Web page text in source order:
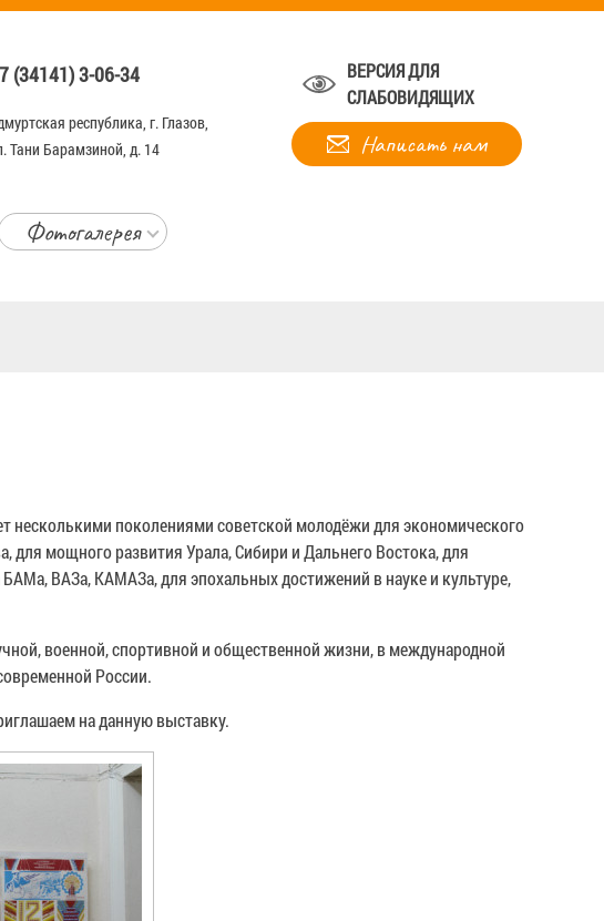
(34141) 3-06-34
республика, г. Глазов,
Тани Барамзиной, д. 14
ВЕРСИЯ ДЛЯ
СЛАБОВИДЯЩИХ
Написать нам
Фотогалерея
несколькими поколениями советской молодёжи для экономического
для мощного развития Урала, Сибири и Дальнего Востока, для
ВАЗа, КАМАЗа, для эпохальных достижений в науке и культуре,
военной, спортивной и общественной жизни, в международной
России.
на данную выставку.